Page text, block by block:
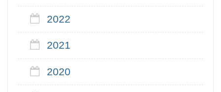
2022
2021
2020